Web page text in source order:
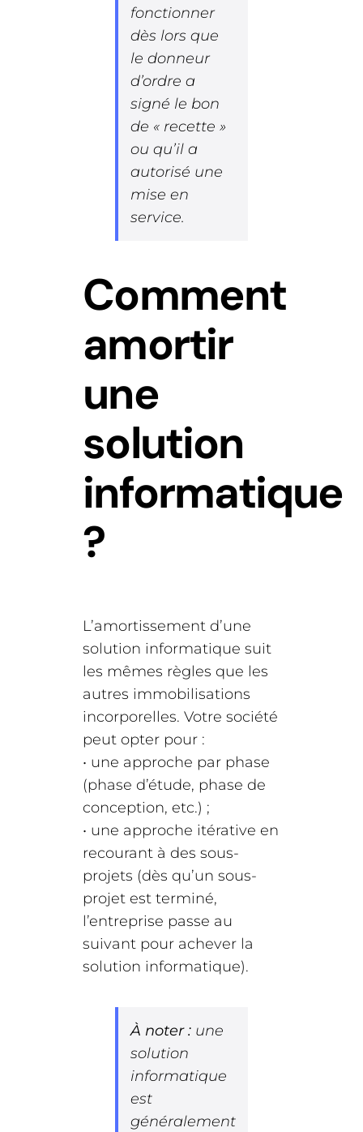
fonctionner
dès lors que
le donneur
d’ordre a
signé le bon
de « recette »
ou qu’il a
autorisé une
mise en
service.
Comment
amortir
une
solution
informatique
?
L’amortissement d’une
solution informatique suit
les mêmes règles que les
autres immobilisations
incorporelles. Votre société
peut opter pour :
• une approche par phase
(phase d’étude, phase de
conception, etc.) ;
• une approche itérative en
recourant à des sous-
projets (dès qu’un sous-
projet est terminé,
l’entreprise passe au
suivant pour achever la
solution informatique).
À noter : une
solution
informatique
est
généralement